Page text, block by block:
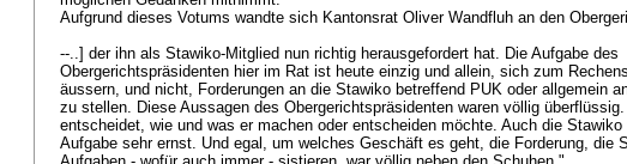
Aufgrund dieses Votums wandte sich Kantonsrat Oliver Wandfluh an den
--..] der ihn als Stawiko-Mitglied nun richtig herausgefordert hat. Die Aufgabe des
Obergerichtspräsidenten hier im Rat ist heute einzig und allein, sich zum
äussern, und nicht, Forderungen an die Stawiko betreffend PUK oder allgemein
zu stellen. Diese Aussagen des Obergerichtspräsidenten waren völlig
entscheidet, wie und was er machen oder entscheiden möchte. Auch die Stawiko
Aufgabe sehr ernst. Und egal, um welches Geschäft es geht, die Forderung, die